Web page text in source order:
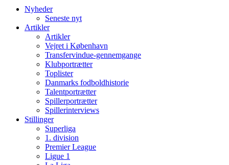
Nyheder
Seneste nyt
Artikler
Artikler
Vejret i København
Transfervindue-gennemgange
Klubportrætter
Toplister
Danmarks fodboldhistorie
Talentportrætter
Spillerportrætter
Spillerinterviews
Stillinger
Superliga
1. division
Premier League
Ligue 1